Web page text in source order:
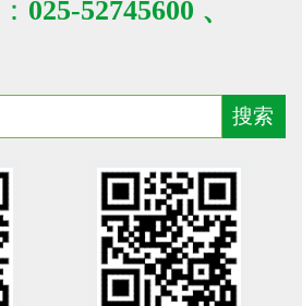
025-52745600 、